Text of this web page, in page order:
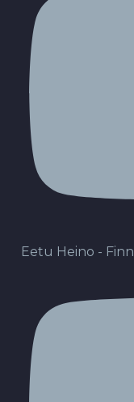
Eetu Heino -